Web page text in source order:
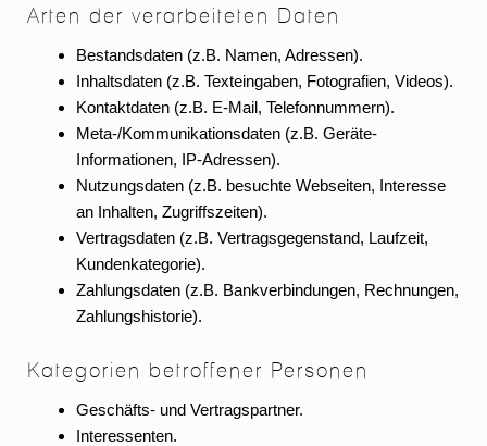
Arten der verarbeiteten Daten
Bestandsdaten (z.B. Namen, Adressen).
Inhaltsdaten (z.B. Texteingaben, Fotografien, Videos).
Kontaktdaten (z.B. E-Mail, Telefonnummern).
Meta-/Kommunikationsdaten (z.B. Geräte-
Informationen, IP-Adressen).
Nutzungsdaten (z.B. besuchte Webseiten, Interesse
an Inhalten, Zugriffszeiten).
Vertragsdaten (z.B. Vertragsgegenstand, Laufzeit,
Kundenkategorie).
Zahlungsdaten (z.B. Bankverbindungen, Rechnungen,
Zahlungshistorie).
Kategorien betroffener Personen
Geschäfts- und Vertragspartner.
Interessenten.